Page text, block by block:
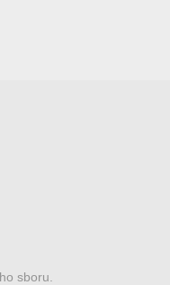
sboru.